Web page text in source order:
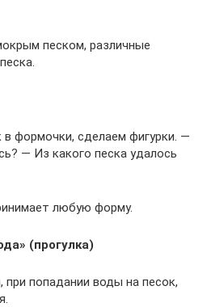
песком, различные
формочки, сделаем фигурки. —
— Из какого песка удалось
любую форму.
(прогулка)
попадании воды на песок,